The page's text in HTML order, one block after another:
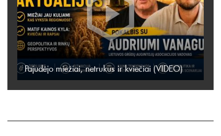
Pajudėjo miežiai, netrukus ir kviečiai (VIDEO)